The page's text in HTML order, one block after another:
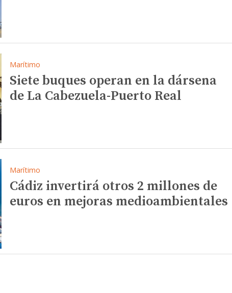
Marítimo
Siete buques operan en la dársena
de La Cabezuela-Puerto Real
Marítimo
Cádiz invertirá otros 2 millones de
euros en mejoras medioambientales